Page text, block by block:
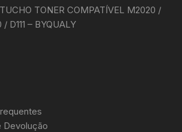
TONER COMPATÍVEL M2020 /
/ D111 – BYQUALY
Devolução